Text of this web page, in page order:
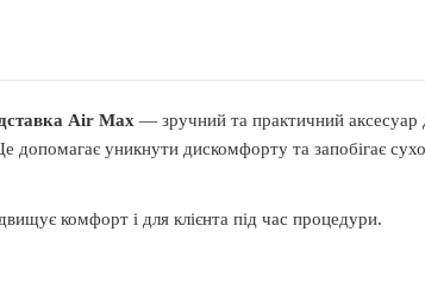
Air Max — зручний та практичний аксесуар
допомагає уникнути дискомфорту та запобігає
комфорт і для клієнта під час процедури.